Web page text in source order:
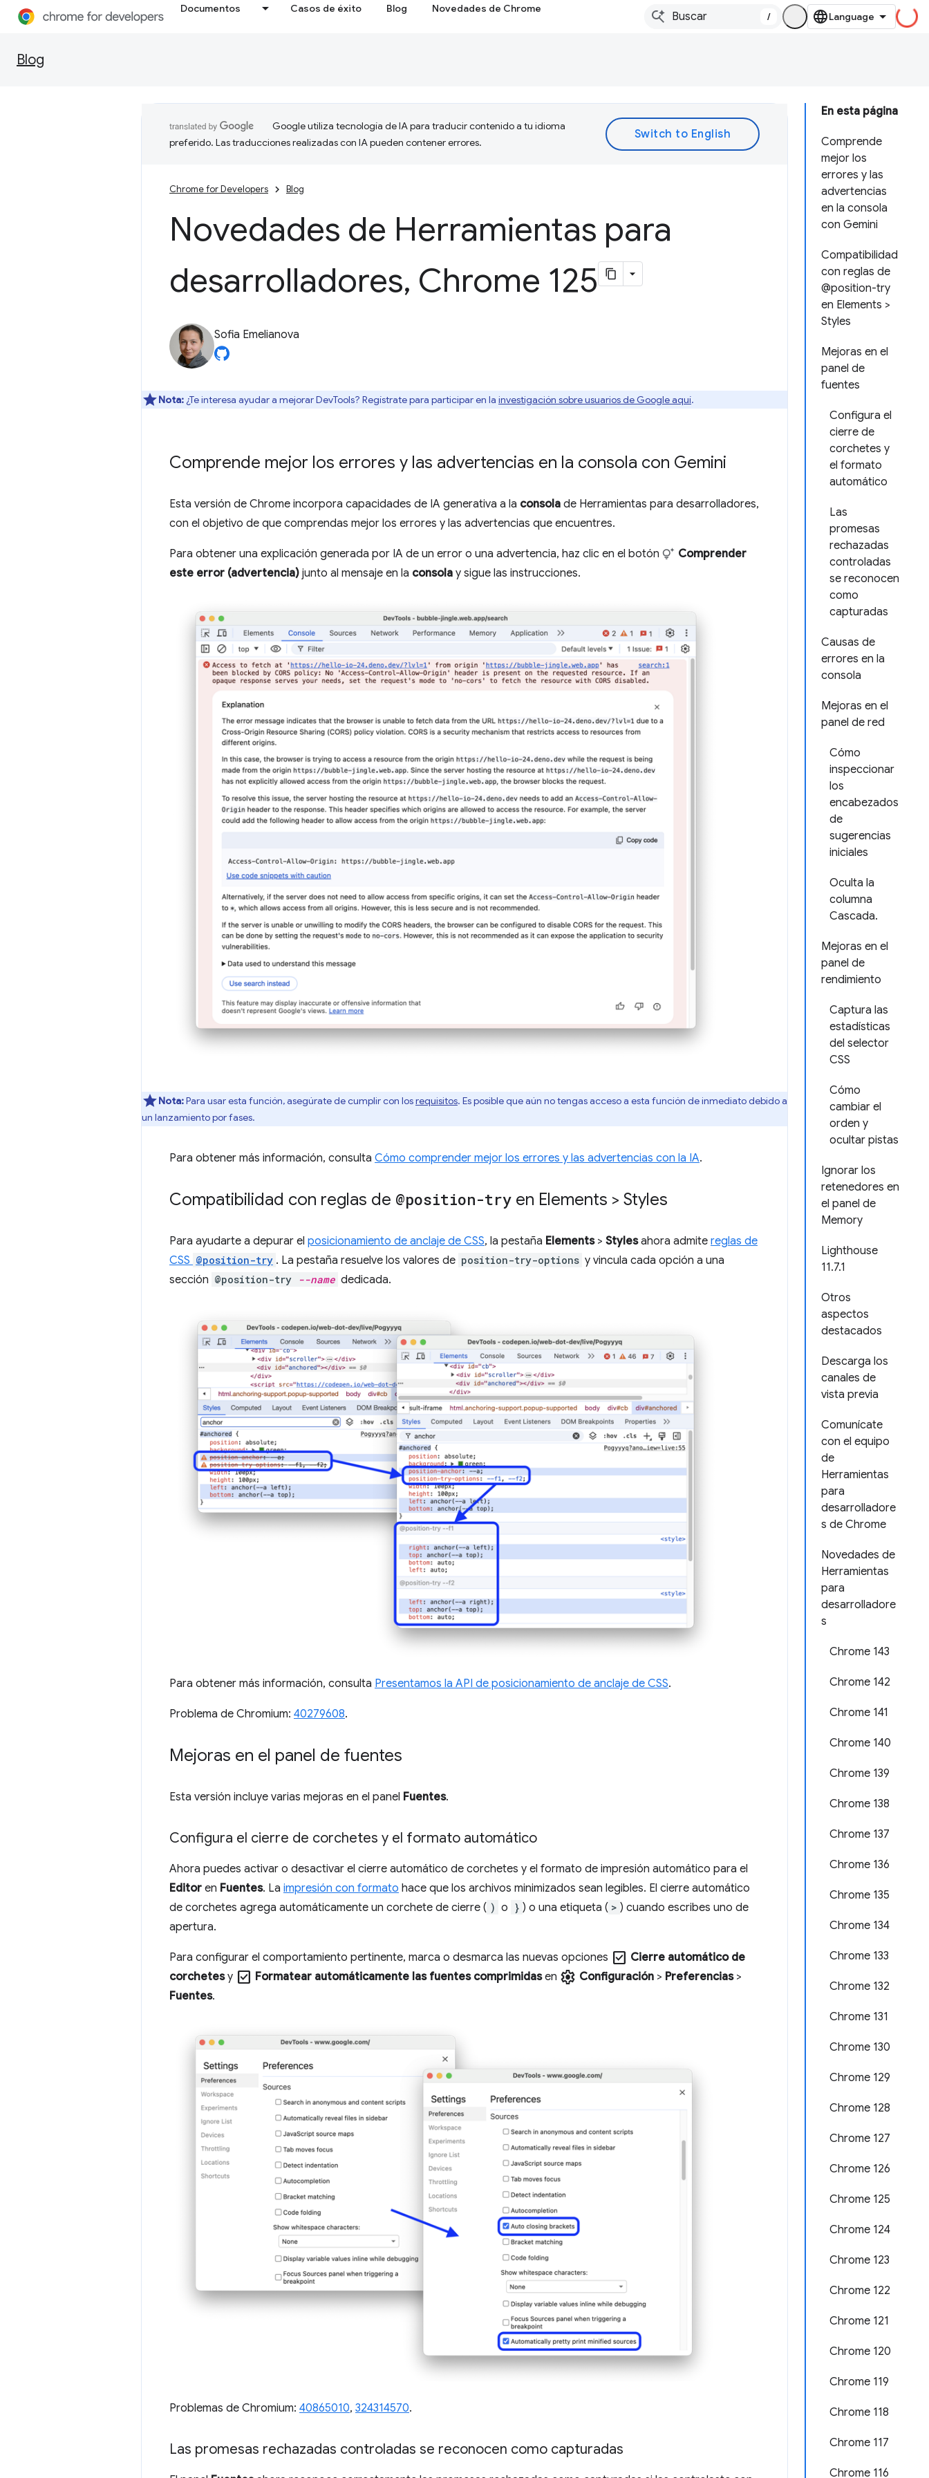
Documentos Casos de éxito Blog Novedades de Chrome
/
Blog
En esta página
Comprende
mejor los
errores y las
advertencias
en la consola
con Gemini
Compatibilidad
con reglas de
@position-try
en Elements >
Styles
Mejoras en el
panel de
fuentes
Configura el
cierre de
corchetes y
el formato
automático
Las
promesas
rechazadas
controladas
se reconocen
como
capturadas
Causas de
errores en la
consola
Mejoras en el
panel de red
Cómo
inspeccionar
los
encabezados
de
sugerencias
iniciales
Oculta la
columna
Cascada.
Mejoras en el
panel de
rendimiento
Captura las
estadísticas
del selector
CSS
Cómo
cambiar el
orden y
ocultar pistas
Ignorar los
retenedores en
el panel de
Memory
Lighthouse
11.7.1
Otros
aspectos
destacados
Descarga los
canales de
vista previa
Comunícate
con el equipo
de
Herramientas
para
desarrolladore
s de Chrome
Novedades de
Herramientas
para
desarrolladore
s
Chrome 143
Chrome 142
Chrome 141
Chrome 140
Chrome 139
Chrome 138
Chrome 137
Chrome 136
Chrome 135
Chrome 134
Chrome 133
Chrome 132
Chrome 131
Chrome 130
Chrome 129
Chrome 128
Chrome 127
Chrome 126
Chrome 125
Chrome 124
Chrome 123
Chrome 122
Chrome 121
Chrome 120
Chrome 119
Chrome 118
Chrome 117
Chrome 116
Google utiliza tecnología de IA para traducir contenido a tu idioma
preferido. Las traducciones realizadas con IA pueden contener errores.
Chrome for Developers Blog
Novedades de Herramientas para
desarrolladores, Chrome 125
Sofia Emelianova
Nota: ¿Te interesa ayudar a mejorar DevTools? Regístrate para participar en la investigación sobre usuarios de Google aquí.
Comprende mejor los errores y las advertencias en la consola con Gemini
Esta versión de Chrome incorpora capacidades de IA generativa a la consola de Herramientas para desarrolladores,
con el objetivo de que comprendas mejor los errores y las advertencias que encuentres.
Para obtener una explicación generada por IA de un error o una advertencia, haz clic en el botón
Comprender
este error (advertencia) junto al mensaje en la consola y sigue las instrucciones.
Nota:Para usar esta función, asegúrate de cumplir con losrequisitos. Es posible que aún no tengas acceso a esta función de inmediato debido a
un lanzamiento por fases.
Para obtener más información, consulta Cómo comprender mejor los errores y las advertencias con la IA.
Compatibilidad con reglas de @position-try en Elements > Styles
Para ayudarte a depurar el posicionamiento de anclaje de CSS, la pestaña Elements> Stylesahora admite reglas de
CSS @position-try . La pestaña resuelve los valores de position-try-options y vincula cada opción a una
sección @position-try --name dedicada.
Para obtener más información, consulta Presentamos la API de posicionamiento de anclaje de CSS.
Problema de Chromium: 40279608.
Mejoras en el panel de fuentes
Esta versión incluye varias mejoras en el panel Fuentes.
Configura el cierre de corchetes y el formato automático
Ahora puedes activar o desactivar el cierre automático de corchetes y el formato de impresión automático para el
Editor en Fuentes. La impresión con formato hace que los archivos minimizados sean legibles. El cierre automático
de corchetes agrega automáticamente un corchete de cierre ( ) o } ) o una etiqueta ( > ) cuando escribes uno de
apertura.
Para configurar el comportamiento pertinente, marca o desmarca las nuevas opciones check_box Cierre automático de
corchetesy check_box Formatear automáticamente las fuentes comprimidasen settings Configuración > Preferencias>
Fuentes.
Problemas de Chromium: 40865010, 324314570.
Las promesas rechazadas controladas se reconocen como capturadas